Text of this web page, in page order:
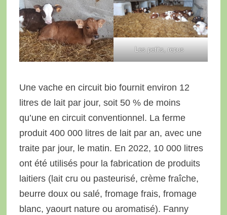
Les petits, repus
Une vache en circuit bio fournit environ 12
litres de lait par jour, soit 50 % de moins
qu’une en circuit conventionnel. La ferme
produit 400 000 litres de lait par an, avec une
traite par jour, le matin. En 2022, 10 000 litres
ont été utilisés pour la fabrication de produits
laitiers (lait cru ou pasteurisé, crème fraîche,
beurre doux ou salé, fromage frais, fromage
blanc, yaourt nature ou aromatisé). Fanny